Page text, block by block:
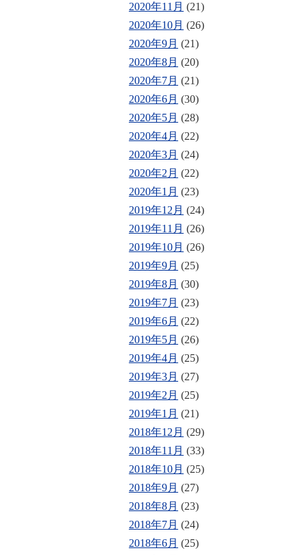
2020年11月 (21)
2020年10月 (26)
2020年9月 (21)
2020年8月 (20)
2020年7月 (21)
2020年6月 (30)
2020年5月 (28)
2020年4月 (22)
2020年3月 (24)
2020年2月 (22)
2020年1月 (23)
2019年12月 (24)
2019年11月 (26)
2019年10月 (26)
2019年9月 (25)
2019年8月 (30)
2019年7月 (23)
2019年6月 (22)
2019年5月 (26)
2019年4月 (25)
2019年3月 (27)
2019年2月 (25)
2019年1月 (21)
2018年12月 (29)
2018年11月 (33)
2018年10月 (25)
2018年9月 (27)
2018年8月 (23)
2018年7月 (24)
2018年6月 (25)